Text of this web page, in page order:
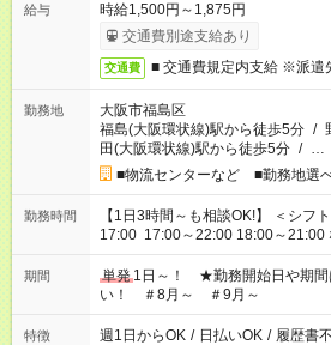
給与
時給1,500円～1,875円
交通費別途支給あり
交通費 ■ 交通費規定内支給 ※派遣
勤務地
大阪市福島区
福島(大阪環状線)駅から徒歩5分 /
田(大阪環状線)駅から徒歩5分 / …
■物流センターなど ■勤務地選
勤務時間
【1日3時間～も相談OK!】 ＜シフト例＞ 9:00～12:00 12:00～
17:00 17:00～22:00 18:00～21:00 など こちら以外の
お気軽にご相談ください！
期間 単発 1日～！ ★勤務開始日や期間
い！ ＃8月～ ＃9月～
特徴 週1日からOK / 日払いOK / 履歴書